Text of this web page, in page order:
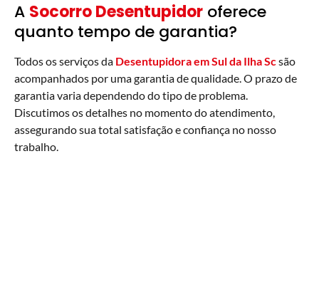
A Socorro Desentupidor oferece
quanto tempo de garantia?
Todos os serviços da Desentupidora em Sul da Ilha Scsão
acompanhados por uma garantia de qualidade. O prazo de
garantia varia dependendo do tipo de problema.
Discutimos os detalhes no momento do atendimento,
assegurando sua total satisfação e confiança no nosso
trabalho.